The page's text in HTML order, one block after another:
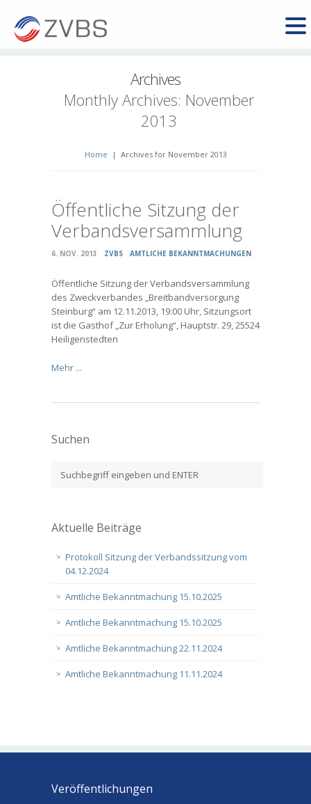
Archives
Monthly Archives: November
2013
Home | Archives for November 2013
Öffentliche Sitzung der
Verbandsversammlung
6. NOV. 2013 ZVBS AMTLICHE BEKANNTMACHUNGEN
Öffentliche Sitzung der Verbandsversammlung
des Zweckverbandes „Breitbandversorgung
Steinburg“ am 12.11.2013, 19:00 Uhr, Sitzungsort
ist die Gasthof „Zur Erholung“, Hauptstr. 29, 25524
Heiligenstedten
Mehr ...
Suchen
Aktuelle Beiträge
Protokoll Sitzung der Verbandssitzung vom
04.12.2024
Amtliche Bekanntmachung 15.10.2025
Amtliche Bekanntmachung 15.10.2025
Amtliche Bekanntmachung 22.11.2024
Amtliche Bekanntmachung 11.11.2024
Veröffentlichungen